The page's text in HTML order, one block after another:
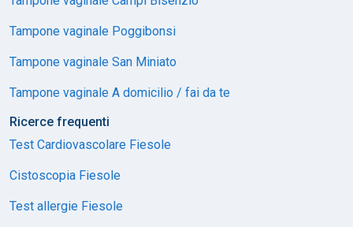
Tampone vaginale Poggibonsi
Tampone vaginale San Miniato
Tampone vaginale A domicilio / fai da te
Ricerce frequenti
Test Cardiovascolare Fiesole
Cistoscopia Fiesole
Test allergie Fiesole